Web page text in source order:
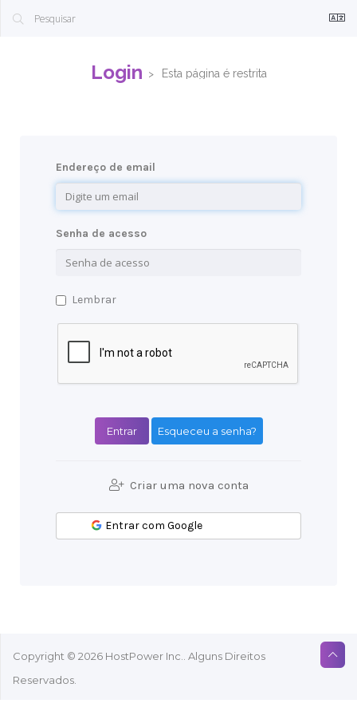
Login Esta página é restrita
Endereço de email
Senha de acesso
Lembrar
Esqueceu a senha?
Criar uma nova conta
Entrar com Google
Copyright © 2026 HostPower Inc.. Alguns Direitos
Reservados.